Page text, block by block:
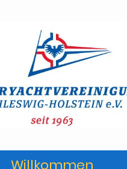
Willkommen